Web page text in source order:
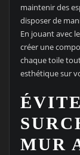
maintenir des
disposer de
En jouant avec
créer une
chaque toile
esthétique sur
MUR